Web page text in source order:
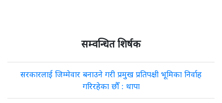
सम्वन्धित शिर्षक
सरकारलाई जिम्मेवार बनाउने गरी प्रमुख प्रतिपक्षी भूमिका निर्वाह
गरिरहेका छौँ : थापा